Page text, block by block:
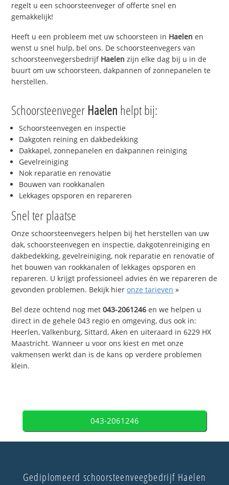
regelt u een schoorsteenveger of offerte snel en
gemakkelijk!
Heeft u een probleem met uw schoorsteen in Haelen en
wenst u snel hulp, bel ons. De schoorsteenvegers van
schoorsteenvegersbedrijf Haelen zijn elke dag bij u in de
buurt om uw schoorsteen, dakpannen of zonnepanelen te
herstellen.
Schoorsteenveger Haelen helpt bij:
Schoorsteenvegen en inspectie
Dakgoten reining en dakbedekking
Dakkapel, zonnepanelen en dakpannen reiniging
Gevelreiniging
Nok reparatie en renovatie
Bouwen van rookkanalen
Lekkages opsporen en repareren
Snel ter plaatse
Onze schoorsteenvegers helpen bij het herstellen van uw
dak, schoorsteenvegen en inspectie, dakgotenreiniging en
dakbedekking, gevelreiniging, nok reparatie en renovatie of
het bouwen van rookkanalen of lekkages opsporen en
repareren. U krijgt professioneel advies én we repareren de
gevonden problemen. Bekijk hieronze tarieven »
Bel deze ochtend nog met043-2061246 en we helpen u
direct in de gehele 043 regio en omgeving, dus ook in:
Heerlen, Valkenburg, Sittard, Aken en uiteraard in 6229 HX
Maastricht. Wanneer u voor ons kiest en met onze
vakmensen werkt dan is de kans op verdere problemen
klein.
043-2061246
Gediplomeerd schoorsteenveegbedrijf Haelen